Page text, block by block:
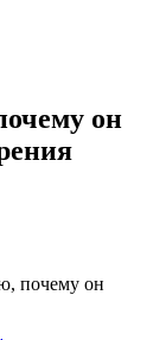
он
почему он